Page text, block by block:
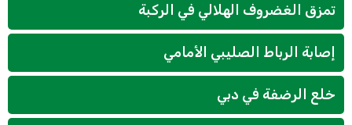
تمزق الغضروف الهلالي في الركبة
إصابة الرباط الصليبي الأمامي
خلع الرضفة في دبي